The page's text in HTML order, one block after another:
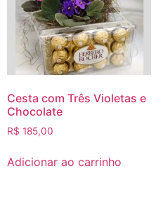
Cesta com Três Violetas e
Chocolate
R$ 185,00
Adicionar ao carrinho